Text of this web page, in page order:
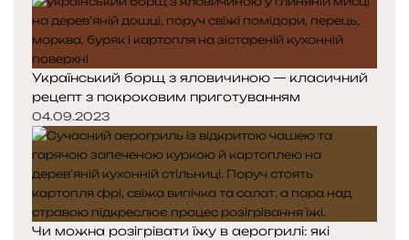
Український борщ з яловичиною — класичний
рецепт з покроковим приготуванням
04.09.2023
Чи можна розігрівати їжу в аерогрилі: які